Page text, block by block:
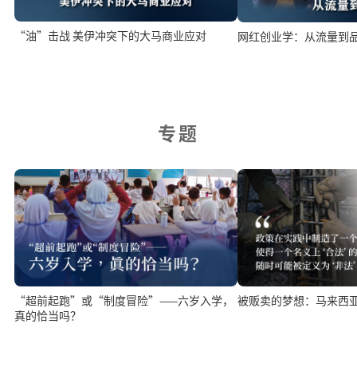
“油”击战 美伊冲突下的大马商业应对 网红创业学：从流量到
专题
“超前起跑”或“制度冒险”——六岁入学，
真的恰当吗？
被贩卖的梦想：马来西